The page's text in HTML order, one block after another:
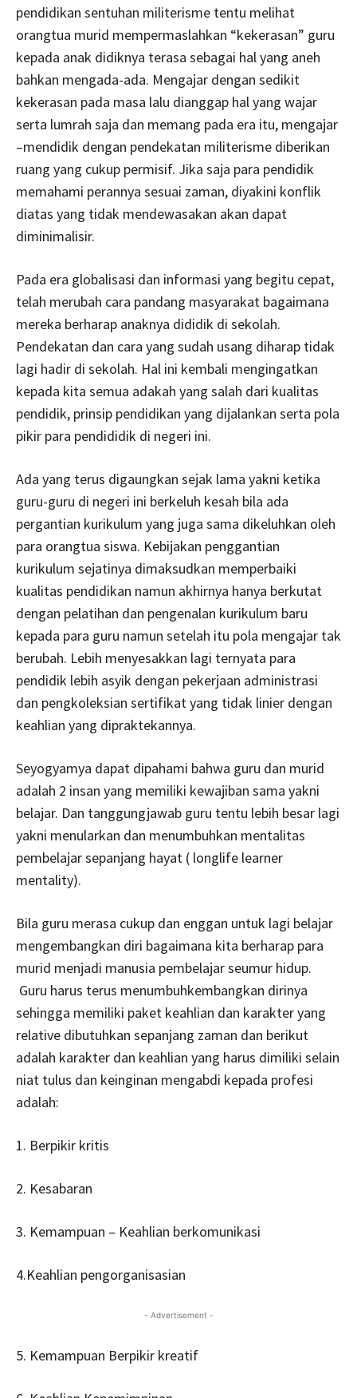
pendidikan sentuhan militerisme tentu melihat
orangtua murid mempermaslahkan “kekerasan” guru
kepada anak didiknya terasa sebagai hal yang aneh
bahkan mengada-ada. Mengajar dengan sedikit
kekerasan pada masa lalu dianggap hal yang wajar
serta lumrah saja dan memang pada era itu, mengajar
–mendidik dengan pendekatan militerisme diberikan
ruang yang cukup permisif. Jika saja para pendidik
memahami perannya sesuai zaman, diyakini konflik
diatas yang tidak mendewasakan akan dapat
diminimalisir.
Pada era globalisasi dan informasi yang begitu cepat,
telah merubah cara pandang masyarakat bagaimana
mereka berharap anaknya dididik di sekolah.
Pendekatan dan cara yang sudah usang diharap tidak
lagi hadir di sekolah. Hal ini kembali mengingatkan
kepada kita semua adakah yang salah dari kualitas
pendidik, prinsip pendidikan yang dijalankan serta pola
pikir para pendididik di negeri ini.
Ada yang terus digaungkan sejak lama yakni ketika
guru-guru di negeri ini berkeluh kesah bila ada
pergantian kurikulum yang juga sama dikeluhkan oleh
para orangtua siswa. Kebijakan penggantian
kurikulum sejatinya dimaksudkan memperbaiki
kualitas pendidikan namun akhirnya hanya berkutat
dengan pelatihan dan pengenalan kurikulum baru
kepada para guru namun setelah itu pola mengajar tak
berubah. Lebih menyesakkan lagi ternyata para
pendidik lebih asyik dengan pekerjaan administrasi
dan pengkoleksian sertifikat yang tidak linier dengan
keahlian yang dipraktekannya.
Seyogyamya dapat dipahami bahwa guru dan murid
adalah 2 insan yang memiliki kewajiban sama yakni
belajar. Dan tanggungjawab guru tentu lebih besar lagi
yakni menularkan dan menumbuhkan mentalitas
pembelajar sepanjang hayat ( longlife learner
mentality).
Bila guru merasa cukup dan enggan untuk lagi belajar
mengembangkan diri bagaimana kita berharap para
murid menjadi manusia pembelajar seumur hidup.
Guru harus terus menumbuhkembangkan dirinya
sehingga memiliki paket keahlian dan karakter yang
relative dibutuhkan sepanjang zaman dan berikut
adalah karakter dan keahlian yang harus dimiliki selain
niat tulus dan keinginan mengabdi kepada profesi
adalah:
1. Berpikir kritis
2. Kesabaran
3. Kemampuan – Keahlian berkomunikasi
4.Keahlian pengorganisasian
- Advertisement -
5. Kemampuan Berpikir kreatif